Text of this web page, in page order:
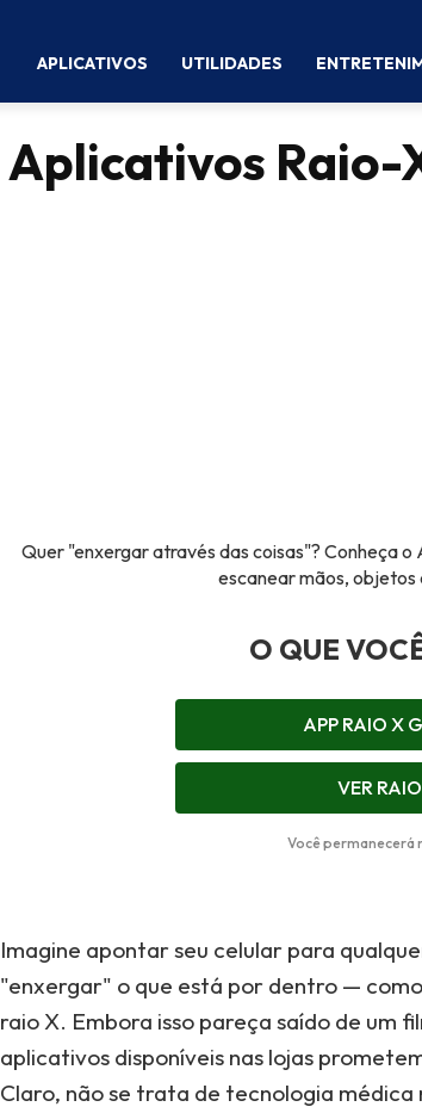
APLICATIVOS UTILIDADES
Aplicativos Raio-
Quer "enxergar através das coisas"? Conheça
escanear mãos, objetos
O QUE
APP RAIO X
VER
Você permanecerá
Imagine apontar seu celular para
"enxergar" o que está por dentro —
raio X. Embora isso pareça saído de um
aplicativos disponíveis nas lojas
Claro, não se trata de tecnologia médica